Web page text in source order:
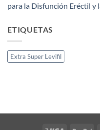
para la Disfunción Eréctil y
ETIQUETAS
Extra Super Levifil